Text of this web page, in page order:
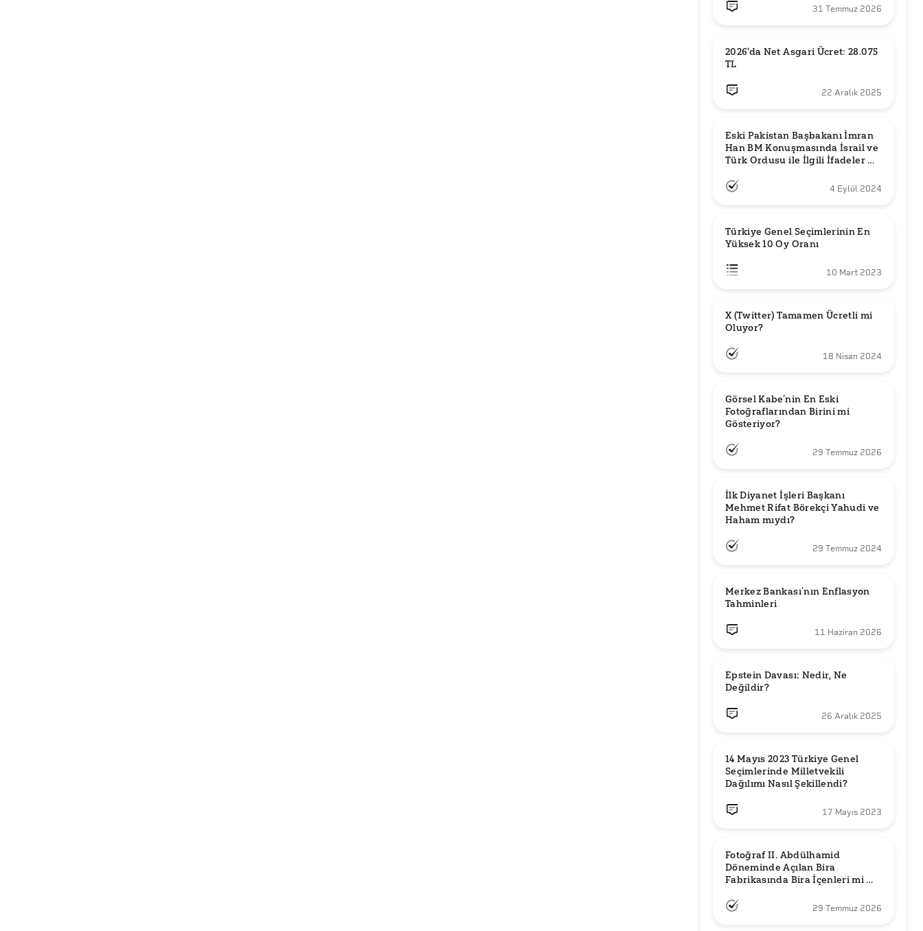
31 Temmuz 2026
2026'da Net Asgari Ücret: 28.075
TL
22 Aralık 2025
Eski Pakistan Başbakanı İmran
Han BM Konuşmasında İsrail ve
Türk Ordusu ile İlgili İfadeler mi
4 Eylül 2024
Türkiye Genel Seçimlerinin En
Yüksek 10 Oy Oranı
10 Mart 2023
X (Twitter) Tamamen Ücretli mi
Oluyor?
18 Nisan 2024
Görsel Kabe’nin En Eski
Fotoğraflarından Birini mi
Gösteriyor?
29 Temmuz 2026
İlk Diyanet İşleri Başkanı
Mehmet Rifat Börekçi Yahudi ve
Haham mıydı?
29 Temmuz 2024
Merkez Bankası’nın Enflasyon
Tahminleri
11 Haziran 2026
Epstein Davası: Nedir, Ne
Değildir?
26 Aralık 2025
14 Mayıs 2023 Türkiye Genel
Seçimlerinde Milletvekili
Dağılımı Nasıl Şekillendi?
17 Mayıs 2023
Fotoğraf II. Abdülhamid
Döneminde Açılan Bira
Fabrikasında Bira İçenleri mi
29 Temmuz 2026